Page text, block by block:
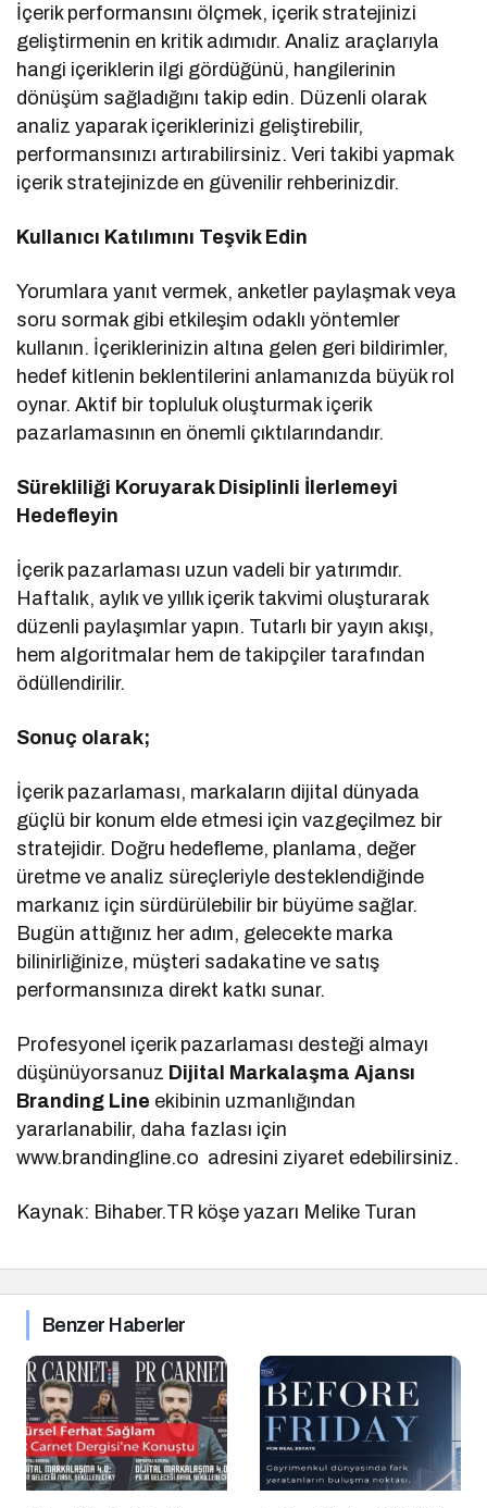
İçerik performansını ölçmek, içerik stratejinizi
geliştirmenin en kritik adımıdır. Analiz araçlarıyla
hangi içeriklerin ilgi gördüğünü, hangilerinin
dönüşüm sağladığını takip edin. Düzenli olarak
analiz yaparak içeriklerinizi geliştirebilir,
performansınızı artırabilirsiniz. Veri takibi yapmak
içerik stratejinizde en güvenilir rehberinizdir.
Kullanıcı Katılımını Teşvik Edin
Yorumlara yanıt vermek, anketler paylaşmak veya
soru sormak gibi etkileşim odaklı yöntemler
kullanın. İçeriklerinizin altına gelen geri bildirimler,
hedef kitlenin beklentilerini anlamanızda büyük rol
oynar. Aktif bir topluluk oluşturmak içerik
pazarlamasının en önemli çıktılarındandır.
Sürekliliği Koruyarak Disiplinli İlerlemeyi
Hedefleyin
İçerik pazarlaması uzun vadeli bir yatırımdır.
Haftalık, aylık ve yıllık içerik takvimi oluşturarak
düzenli paylaşımlar yapın. Tutarlı bir yayın akışı,
hem algoritmalar hem de takipçiler tarafından
ödüllendirilir.
Sonuç olarak;
İçerik pazarlaması, markaların dijital dünyada
güçlü bir konum elde etmesi için vazgeçilmez bir
stratejidir. Doğru hedefleme, planlama, değer
üretme ve analiz süreçleriyle desteklendiğinde
markanız için sürdürülebilir bir büyüme sağlar.
Bugün attığınız her adım, gelecekte marka
bilinirliğinize, müşteri sadakatine ve satış
performansınıza direkt katkı sunar.
Profesyonel içerik pazarlaması desteği almayı
düşünüyorsanuz Dijital Markalaşma Ajansı
Branding Line ekibinin uzmanlığından
yararlanabilir, daha fazlası için
www.brandingline.co adresini ziyaret edebilirsiniz.
Kaynak: Bihaber.TR köşe yazarı Melike Turan
Benzer Haberler